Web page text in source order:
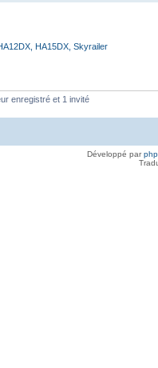
HA15DX, Skyrailer
enregistré et 1 invité
Développé par